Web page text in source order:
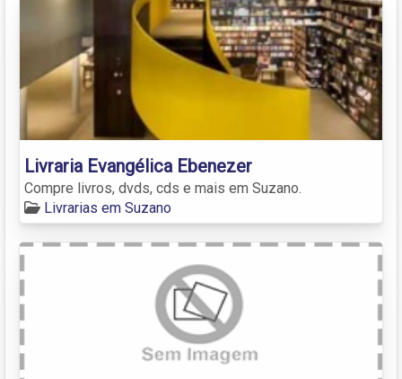
Livraria Evangélica Ebenezer
Compre livros, dvds, cds e mais em Suzano.
Livrarias em Suzano